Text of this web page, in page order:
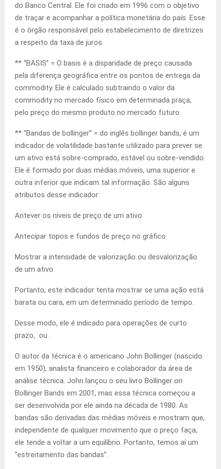
do Banco Central. Ele foi criado em 1996 com o objetivo
de traçar e acompanhar a política monetária do país. Esse
é o órgão responsável pelo estabelecimento de diretrizes
a respeito da taxa de juros
** “BASIS” = O basis é a disparidade de preço causada
pela diferença geográfica entre os pontos de entrega da
commodity. Ele é calculado subtraindo o valor da
commodity no mercado físico em determinada praça,
pelo preço do mesmo produto no mercado futuro.
** “Bandas de bollinger” = do inglês bollinger bands, é um
indicador de volatilidade bastante utilizado para prever se
um ativo está sobre-comprado, estável ou sobre-vendido.
Ele é formado por duas médias móveis, uma superior e
outra inferior que indicam tal informação. São alguns
atributos desse indicador:
Antever os níveis de preço de um ativo
Antecipar topos e fundos de preço no gráfico
Mostrar a intensidade de valorização ou desvalorização
de um ativo
Portanto, este indicador tenta mostrar se uma ação está
barata ou cara, em um determinado período de tempo.
Desse modo, ele é indicado para operações de curto
prazo, ou .
O autor da técnica é o americano John Bollinger (nascido
em 1950), analista financeiro e colaborador da área de
análise técnica. John lançou o seu livro Bollinger on
Bollinger Bands em 2001, mas essa técnica começou a
ser desenvolvida por ele ainda na década de 1980. As
bandas são derivadas das médias móveis e mostram que,
independente de qualquer movimento que o preço faça,
ele tende a voltar a um equilíbrio. Portanto, temos aí um
“estreitamento das bandas”.